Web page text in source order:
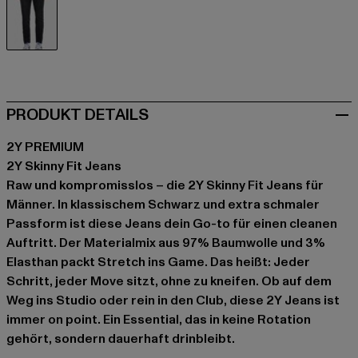
PRODUKT DETAILS
2Y PREMIUM
2Y Skinny Fit Jeans
Raw und kompromisslos – die 2Y Skinny Fit Jeans für
Männer. In klassischem Schwarz und extra schmaler
Passform ist diese Jeans dein Go-to für einen cleanen
Auftritt. Der Materialmix aus 97% Baumwolle und 3%
Elasthan packt Stretch ins Game. Das heißt: Jeder
Schritt, jeder Move sitzt, ohne zu kneifen. Ob auf dem
Weg ins Studio oder rein in den Club, diese 2Y Jeans ist
immer on point. Ein Essential, das in keine Rotation
gehört, sondern dauerhaft drinbleibt.